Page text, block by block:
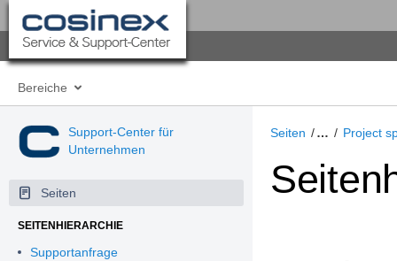
Bereiche
Support-Center für
Unternehmen
Seiten
SEITENHIERARCHIE
Supportanfrage
Seiten … Project